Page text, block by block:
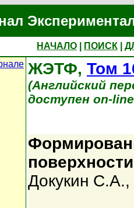
НАЧАЛО ПОИСК
ЖЭТФ, Том
(Английский
доступен on-
Докукин С.А.,